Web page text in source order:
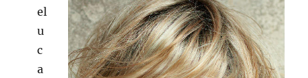
el
u
c
a